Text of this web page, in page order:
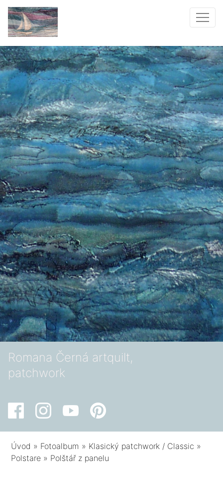
Romana Černá artquilt,
patchwork
Úvod » Fotoalbum » Klasický patchwork / Classic »
Polstare » Polštář z panelu